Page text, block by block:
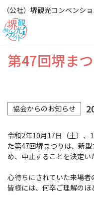
（公社）堺観光コンベンシ
English
観光スポット
グルメ
第47回堺ま
協会からのお知らせ
令和2年10月17日（土）、
た第47回堺まつりは、新
め、中止することを決定い
心待ちにされていた来場
皆様には、何卒ご理解のほ